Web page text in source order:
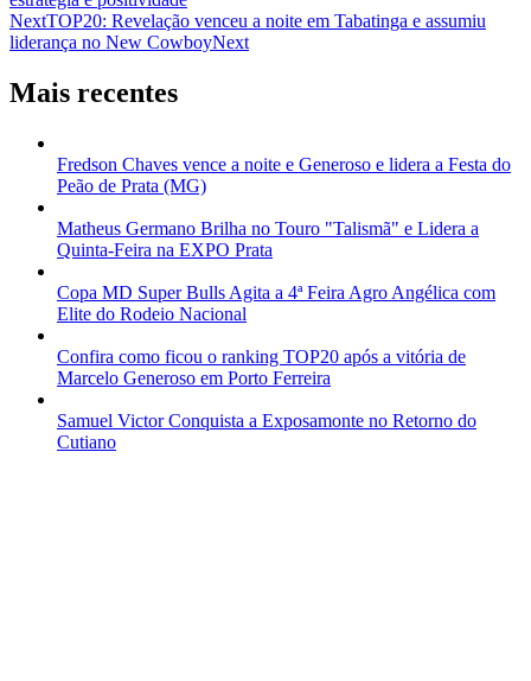
NextTOP20: Revelação venceu a noite em Tabatinga e assumiu
liderança no New CowboyNext
Mais recentes
Fredson Chaves vence a noite e Generoso e lidera a Festa do
Peão de Prata (MG)
Matheus Germano Brilha no Touro "Talismã" e Lidera a
Quinta-Feira na EXPO Prata
Copa MD Super Bulls Agita a 4ª Feira Agro Angélica com
Elite do Rodeio Nacional
Confira como ficou o ranking TOP20 após a vitória de
Marcelo Generoso em Porto Ferreira
Samuel Victor Conquista a Exposamonte no Retorno do
Cutiano